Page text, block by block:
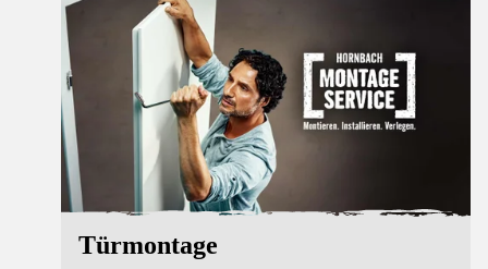
Türmontage